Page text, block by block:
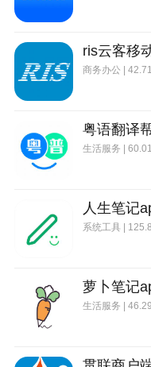
睿博士监控官方简介
基于p2p技术的视频传
以定时自动更新设备
览界面可以预览和回
强大详尽的配置项提
下载来体验。点击下
商务办公 |
生活服务 |
系统工具 |
生活服务 |